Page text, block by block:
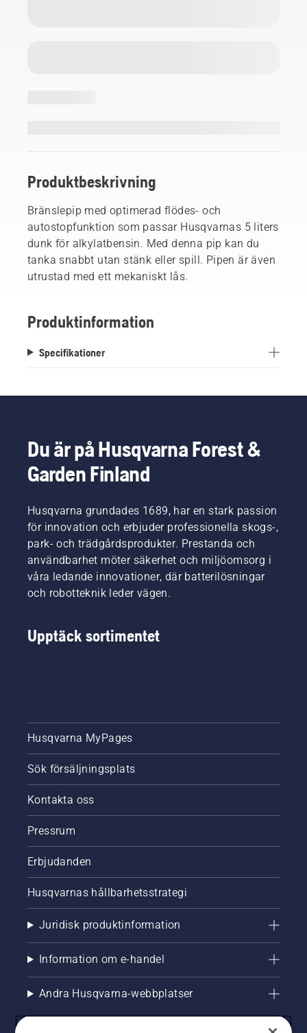
Produktbeskrivning
Bränslepip med optimerad flödes- och
autostopfunktion som passar Husqvarnas 5 liters
dunk för alkylatbensin. Med denna pip kan du
tanka snabbt utan stänk eller spill. Pipen är även
utrustad med ett mekaniskt lås.
Produktinformation
Specifikationer
Du är på Husqvarna Forest &
Garden Finland
Husqvarna grundades 1689, har en stark passion
för innovation och erbjuder professionella skogs-,
park- och trädgårdsprodukter. Prestanda och
användbarhet möter säkerhet och miljöomsorg i
våra ledande innovationer, där batterilösningar
och robotteknik leder vägen.
Upptäck sortimentet
Husqvarna MyPages
Sök försäljningsplats
Kontakta oss
Pressrum
Erbjudanden
Husqvarnas hållbarhetsstrategi
Juridisk produktinformation
Information om e-handel
Andra Husqvarna-webbplatser